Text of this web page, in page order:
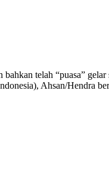
telah “puasa”
Ahsan/Hendra